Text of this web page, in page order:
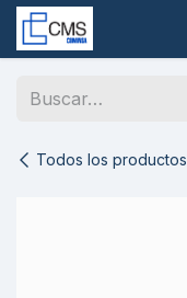
Ir al contenido
Todos los productos